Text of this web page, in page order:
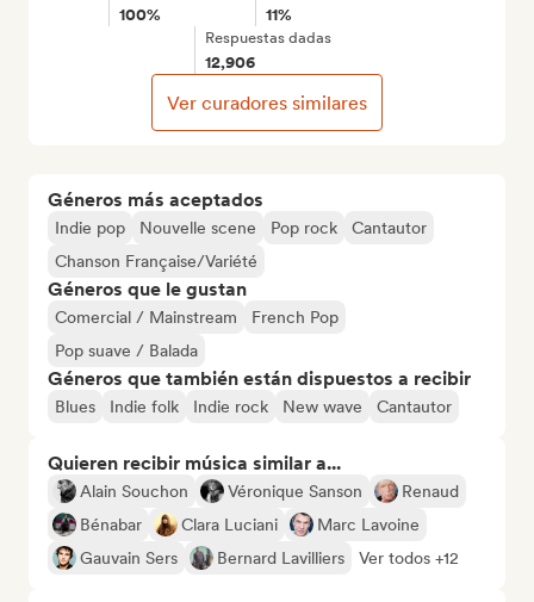
Géneros más aceptados
Indie pop Nouvelle scene Pop rock
Cantautor
Chanson Française/Variété
Géneros que le gustan
Comercial / Mainstream
French Pop
Pop suave / Balada
Géneros que también están dispuestos a recibir
Blues Indie folk Indie rock New wave Cantautor
Quieren recibir música similar a...
Alain Souchon Véronique Sanson
Renaud
Bénabar
Clara Luciani
Marc Lavoine
Gauvain Sers
Bernard Lavilliers Ver todos +12
100% 11%
Respuestas dadas
12,906
Ver curadores similares